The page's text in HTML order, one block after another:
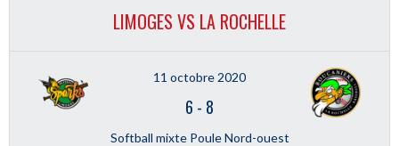
LIMOGES VS LA ROCHELLE
11 octobre 2020
6 - 8
Softball mixte Poule Nord-ouest